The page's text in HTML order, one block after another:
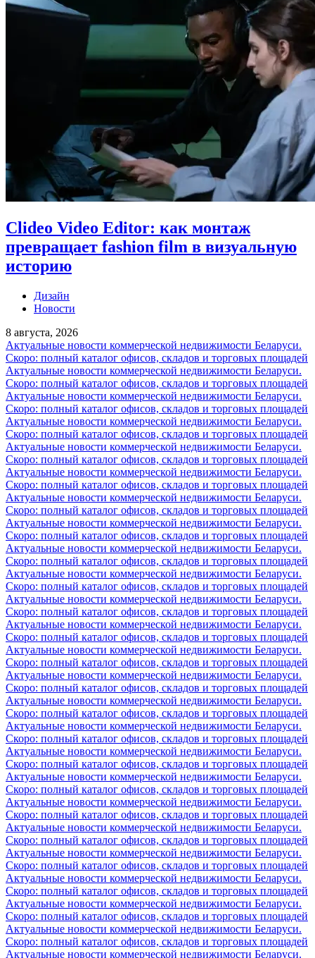
Clideo Video Editor: как монтаж
превращает fashion film в визуальную
историю
Дизайн
Новости
8 августа, 2026
Актуальные новости коммерческой недвижимости Беларуси.
Скоро: полный каталог офисов, складов и торговых площадей
Актуальные новости коммерческой недвижимости Беларуси.
Скоро: полный каталог офисов, складов и торговых площадей
Актуальные новости коммерческой недвижимости Беларуси.
Скоро: полный каталог офисов, складов и торговых площадей
Актуальные новости коммерческой недвижимости Беларуси.
Скоро: полный каталог офисов, складов и торговых площадей
Актуальные новости коммерческой недвижимости Беларуси.
Скоро: полный каталог офисов, складов и торговых площадей
Актуальные новости коммерческой недвижимости Беларуси.
Скоро: полный каталог офисов, складов и торговых площадей
Актуальные новости коммерческой недвижимости Беларуси.
Скоро: полный каталог офисов, складов и торговых площадей
Актуальные новости коммерческой недвижимости Беларуси.
Скоро: полный каталог офисов, складов и торговых площадей
Актуальные новости коммерческой недвижимости Беларуси.
Скоро: полный каталог офисов, складов и торговых площадей
Актуальные новости коммерческой недвижимости Беларуси.
Скоро: полный каталог офисов, складов и торговых площадей
Актуальные новости коммерческой недвижимости Беларуси.
Скоро: полный каталог офисов, складов и торговых площадей
Актуальные новости коммерческой недвижимости Беларуси.
Скоро: полный каталог офисов, складов и торговых площадей
Актуальные новости коммерческой недвижимости Беларуси.
Скоро: полный каталог офисов, складов и торговых площадей
Актуальные новости коммерческой недвижимости Беларуси.
Скоро: полный каталог офисов, складов и торговых площадей
Актуальные новости коммерческой недвижимости Беларуси.
Скоро: полный каталог офисов, складов и торговых площадей
Актуальные новости коммерческой недвижимости Беларуси.
Скоро: полный каталог офисов, складов и торговых площадей
Актуальные новости коммерческой недвижимости Беларуси.
Скоро: полный каталог офисов, складов и торговых площадей
Актуальные новости коммерческой недвижимости Беларуси.
Скоро: полный каталог офисов, складов и торговых площадей
Актуальные новости коммерческой недвижимости Беларуси.
Скоро: полный каталог офисов, складов и торговых площадей
Актуальные новости коммерческой недвижимости Беларуси.
Скоро: полный каталог офисов, складов и торговых площадей
Актуальные новости коммерческой недвижимости Беларуси.
Скоро: полный каталог офисов, складов и торговых площадей
Актуальные новости коммерческой недвижимости Беларуси.
Скоро: полный каталог офисов, складов и торговых площадей
Актуальные новости коммерческой недвижимости Беларуси.
Скоро: полный каталог офисов, складов и торговых площадей
Актуальные новости коммерческой недвижимости Беларуси.
Скоро: полный каталог офисов, складов и торговых площадей
Актуальные новости коммерческой недвижимости Беларуси.